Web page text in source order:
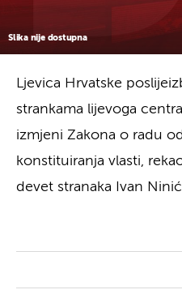
Slika nije dostupna
Ljevica Hrvatske
strankama lijevoga
izmjeni Zakona o radu
konstituiranja vlasti,
devet stranaka Ivan